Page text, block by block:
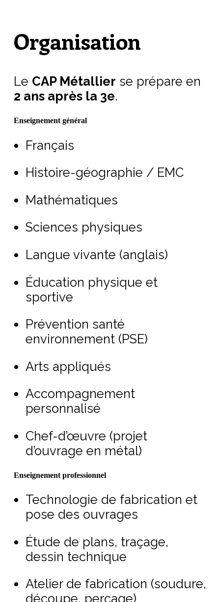
Organisation
Le CAP Métallier se prépare en
2 ans après la 3e.
Enseignement général
Français
Histoire-géographie / EMC
Mathématiques
Sciences physiques
Langue vivante (anglais)
Éducation physique et
sportive
Prévention santé
environnement (PSE)
Arts appliqués
Accompagnement
personnalisé
Chef-d’œuvre (projet
d’ouvrage en métal)
Enseignement professionnel
Technologie de fabrication et
pose des ouvrages
Étude de plans, traçage,
dessin technique
Atelier de fabrication (soudure,
découpe, perçage)